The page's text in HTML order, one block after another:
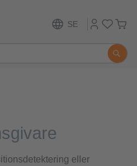
SE
eller